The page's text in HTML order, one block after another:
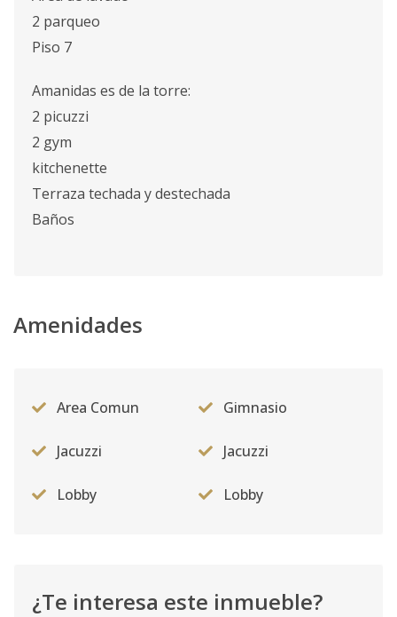
2 parqueo
Piso 7
Amanidas es de la torre:
2 picuzzi
2 gym
kitchenette
Terraza techada y destechada
Baños
Amenidades
Area Comun Gimnasio
Jacuzzi Jacuzzi
Lobby Lobby
¿Te interesa este inmueble?